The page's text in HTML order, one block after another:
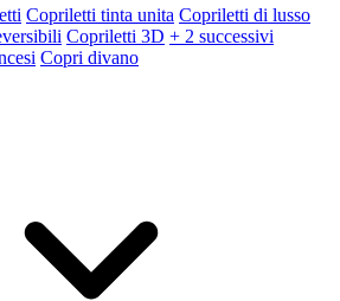
Copriletti tinta unita Copriletti di lusso
Copriletti 3D + 2 successivi
Copri divano